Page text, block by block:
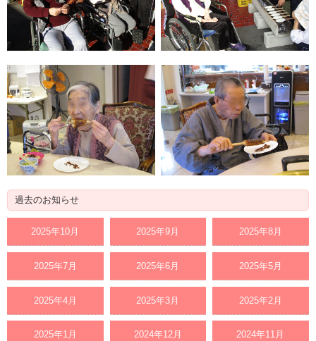
過去のお知らせ
2025年10月 2025年9月 2025年8月
2025年7月 2025年6月 2025年5月
2025年4月 2025年3月 2025年2月
2025年1月 2024年12月 2024年11月